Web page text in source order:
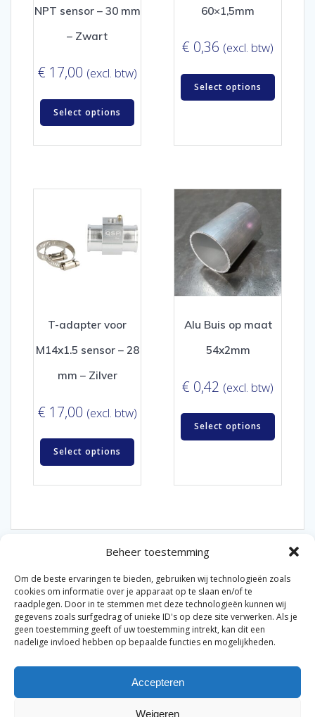
Beheer toestemming
Om de beste ervaringen te bieden, gebruiken wij technologieën zoals
cookies om informatie over je apparaat op te slaan en/of te
raadplegen. Door in te stemmen met deze technologieën kunnen wij
gegevens zoals surfgedrag of unieke ID's op deze site verwerken. Als je
geen toestemming geeft of uw toestemming intrekt, kan dit een
nadelige invloed hebben op bepaalde functies en mogelijkheden.
Accepteren
Weigeren
NPT sensor – 30 mm
– Zwart
€ 17,00 (excl. btw)
Select options
60×1,5mm
€ 0,36 (excl. btw)
Select options
T-adapter voor
M14x1.5 sensor – 28
mm – Zilver
€ 17,00 (excl. btw)
Select options
Alu Buis op maat
54x2mm
€ 0,42 (excl. btw)
Select options
© 2026 Van der Bel Las en Radiateurenbedrijf.
Privacyverklaring|Cookiebeleid|Retourbeleid|
Algemene voorwaarden voor consumenten
algemene voorwaarden
Disclaimer